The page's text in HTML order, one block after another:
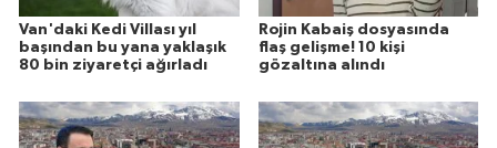
Van'daki Kedi Villası yıl
başından bu yana yaklaşık
80 bin ziyaretçi ağırladı
Rojin Kabaiş dosyasında
flaş gelişme! 10 kişi
gözaltına alındı